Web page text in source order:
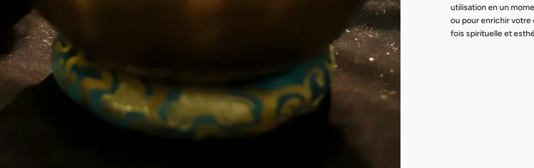
utilisation en un
ou pour enrichir votre
fois spirituelle et